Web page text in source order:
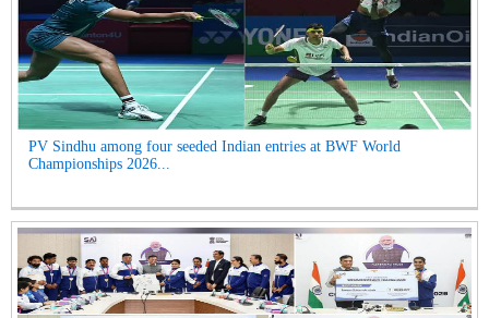
PV Sindhu among four seeded Indian entries at BWF World
Championships 2026...